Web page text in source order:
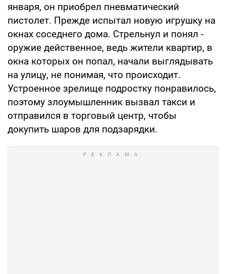
января, он приобрел пневматический
пистолет. Прежде испытал новую игрушку на
окнах соседнего дома. Стрельнул и понял -
оружие действенное, ведь жители квартир, в
окна которых он попал, начали выглядывать
на улицу, не понимая, что происходит.
Устроенное зрелище подростку понравилось,
поэтому злоумышленник вызвал такси и
отправился в торговый центр, чтобы
докупить шаров для подзарядки.